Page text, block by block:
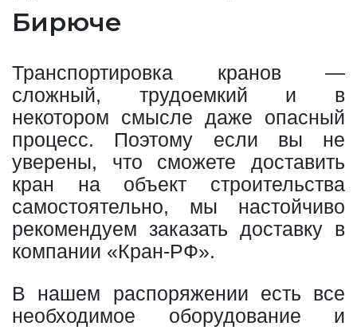
Бирюче
Транспортировка кранов —
сложный, трудоемкий и в
некотором смысле даже опасный
процесс. Поэтому если вы не
уверены, что сможете доставить
кран на объект строительства
самостоятельно, мы настойчиво
рекомендуем заказать доставку в
компании «Кран-РФ».
В нашем распоряжении есть все
необходимое оборудование и